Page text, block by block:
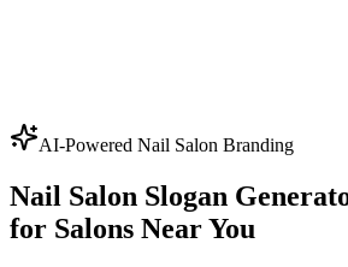
AI-Powered Nail Salon Branding
Nail Salon Slogan
for Salons Near You